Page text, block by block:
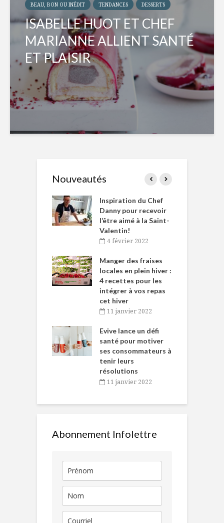
BEAU, BON OU INÉDIT TENDANCES DESSERTS
ISABELLE HUOT ET CHEF
MARIANNE ALLIENT SANTÉ
ET PLAISIR
Nouveautés
Inspiration du Chef
Danny pour recevoir
l’être aimé à la Saint-
Valentin!
4 février 2022
Manger des fraises
locales en plein hiver :
4 recettes pour les
intégrer à vos repas
cet hiver
11 janvier 2022
Evive lance un défi
santé pour motiver
ses consommateurs à
tenir leurs
résolutions
11 janvier 2022
Abonnement Infolettre